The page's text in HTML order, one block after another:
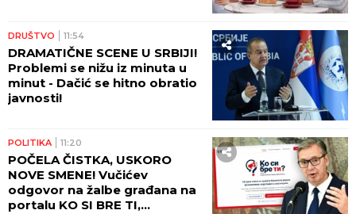
DRUŠTVO 11:54
DRAMATIČNE SCENE U SRBIJI!
Problemi se nižu iz minuta u
minut - Dačić se hitno obratio
javnosti!
POLITIKA 11:20
POČELA ČISTKA, USKORO
NOVE SMENE! Vučićev
odgovor na žalbe građana na
portalu KO SI BRE TI,